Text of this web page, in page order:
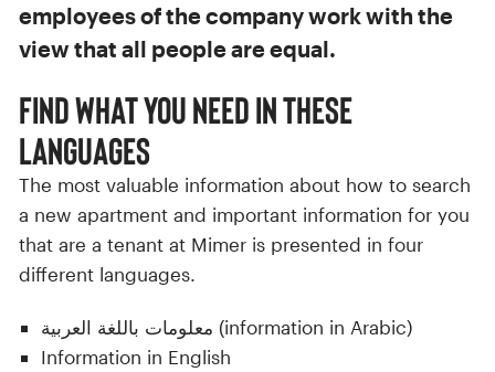
employees of the company work with the
view that all people are equal.
Find what you need in these
languages
The most valuable information about how to search
a new apartment and important information for you
that are a tenant at Mimer is presented in four
different languages.
معلومات باللغة العربية (information in Arabic)
Information in English